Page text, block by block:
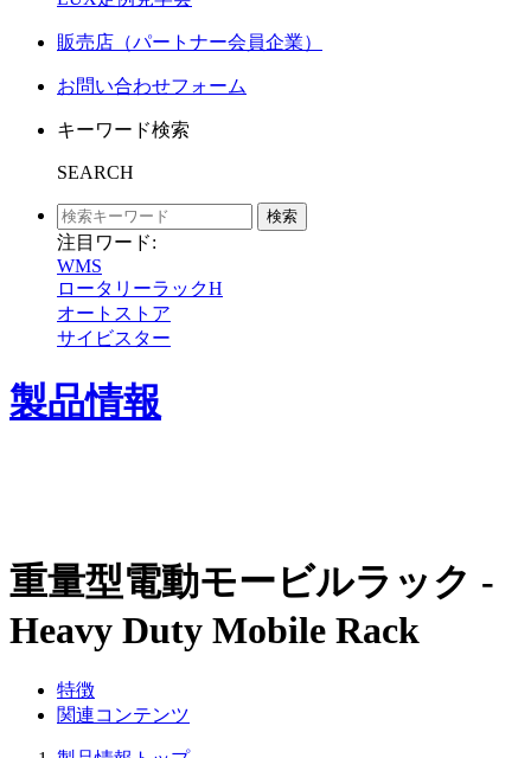
販売店（パートナー会員企業）
お問い合わせフォーム
キーワード検索
SEARCH
検索
注目ワード:
WMS
ロータリーラックH
オートストア
サイビスター
製品情報
重量型電動モービルラック -
Heavy Duty Mobile Rack
特徴
関連コンテンツ